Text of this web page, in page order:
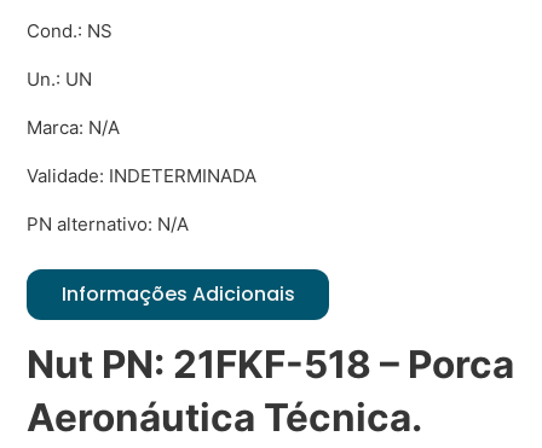
Cond.: NS
Un.: UN
Marca: N/A
Validade: INDETERMINADA
PN alternativo: N/A
Informações Adicionais
Nut PN: 21FKF-518 – Porca
Aeronáutica Técnica.